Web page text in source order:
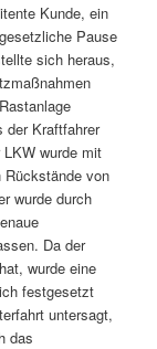
Kunde, ein
Pause
sich heraus,
der Kraftfahrer
wurde mit
Rückstände von
wurde durch
Da der
wurde eine
festgesetzt
untersagt,
das